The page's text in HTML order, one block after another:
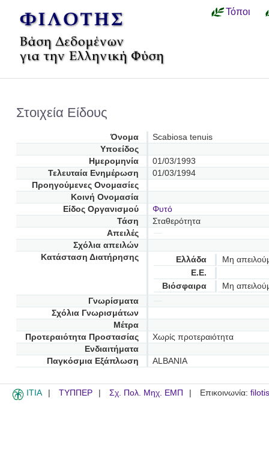
Τόποι
Στοιχεία Είδους
Όνομα
Scabiosa tenuis
Υποείδος
Ημερομηνία
01/03/1993
Τελευταία Ενημέρωση
01/03/1994
Προηγούμενες Oνομασίες
Κοινή Ονομασία
Είδος Οργανισμού
Φυτό
Τάση
Σταθερότητα
Απειλές
Σχόλια απειλών
Κατάσταση Διατήρησης
Ελλάδα
Μη
Ε.Ε.
Βιόσφαιρα
Μη
Γνωρίσματα
Σχόλια Γνωρισμάτων
Μέτρα
Προτεραιότητα Προστασίας
Χωρίς προτεραιότητα
Ενδιαιτήματα
Παγκόσμια Εξάπλωση
ALBANIA
ITIA ΤΥΠΠΕΡ Σχ. Πολ. Μηχ. ΕΜΠ Επικοινωνία: